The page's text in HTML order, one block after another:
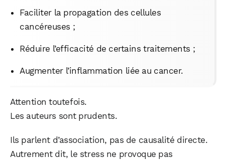
Faciliter la propagation des cellules
cancéreuses ;
Réduire l’efficacité de certains traitements ;
Augmenter l’inflammation liée au cancer.
Attention toutefois.
Les auteurs sont prudents.
Ils parlent d’association, pas de causalité directe.
Autrement dit, le stress ne provoque pas